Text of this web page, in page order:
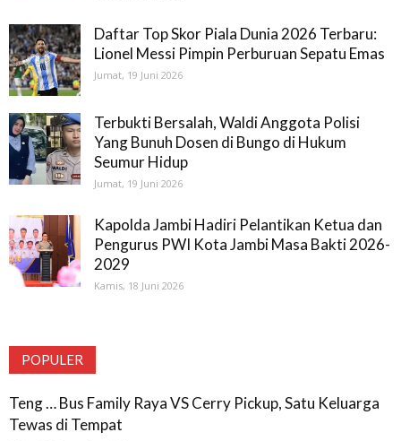
Daftar Top Skor Piala Dunia 2026 Terbaru:
Lionel Messi Pimpin Perburuan Sepatu Emas
Jumat, 19 Juni 2026
Terbukti Bersalah, Waldi Anggota Polisi
Yang Bunuh Dosen di Bungo di Hukum
Seumur Hidup
Jumat, 19 Juni 2026
Kapolda Jambi Hadiri Pelantikan Ketua dan
Pengurus PWI Kota Jambi Masa Bakti 2026-
2029
Kamis, 18 Juni 2026
POPULER
Teng … Bus Family Raya VS Cerry Pickup, Satu Keluarga
Tewas di Tempat